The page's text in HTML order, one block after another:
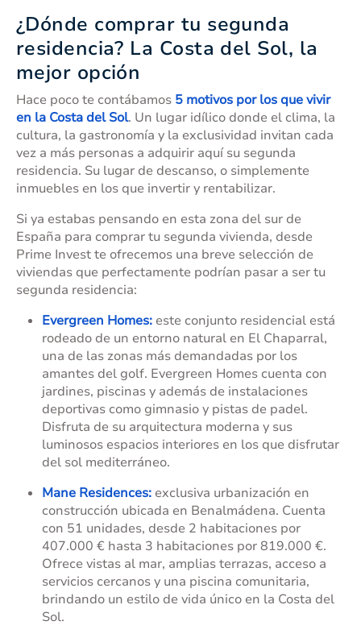
¿Dónde comprar tu segunda
residencia? La Costa del Sol, la
mejor opción
Hace poco te contábamos 5 motivos por los que vivir
en la Costa del Sol. Un lugar idílico donde el clima, la
cultura, la gastronomía y la exclusividad invitan cada
vez a más personas a adquirir aquí su segunda
residencia. Su lugar de descanso, o simplemente
inmuebles en los que invertir y rentabilizar.
Si ya estabas pensando en esta zona del sur de
España para comprar tu segunda vivienda, desde
Prime Invest te ofrecemos una breve selección de
viviendas que perfectamente podrían pasar a ser tu
segunda residencia:
Evergreen Homes: este conjunto residencial está
rodeado de un entorno natural en El Chaparral,
una de las zonas más demandadas por los
amantes del golf. Evergreen Homes cuenta con
jardines, piscinas y además de instalaciones
deportivas como gimnasio y pistas de padel.
Disfruta de su arquitectura moderna y sus
luminosos espacios interiores en los que disfrutar
del sol mediterráneo.
Mane Residences: exclusiva urbanización en
construcción ubicada en Benalmádena. Cuenta
con 51 unidades, desde 2 habitaciones por
407.000 € hasta 3 habitaciones por 819.000 €.
Ofrece vistas al mar, amplias terrazas, acceso a
servicios cercanos y una piscina comunitaria,
brindando un estilo de vida único en la Costa del
Sol.